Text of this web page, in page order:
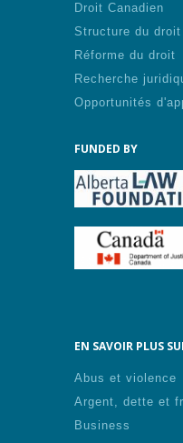
Droit Canadien
Structure du droit
Réforme du droit
Recherche
Opportunités
FUNDED BY
EN SAVOIR PLUS
Abus et violence
Argent, dette et
Business